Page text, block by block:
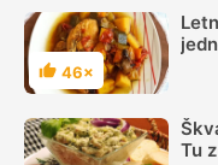
Hodnocení
46×
Tu